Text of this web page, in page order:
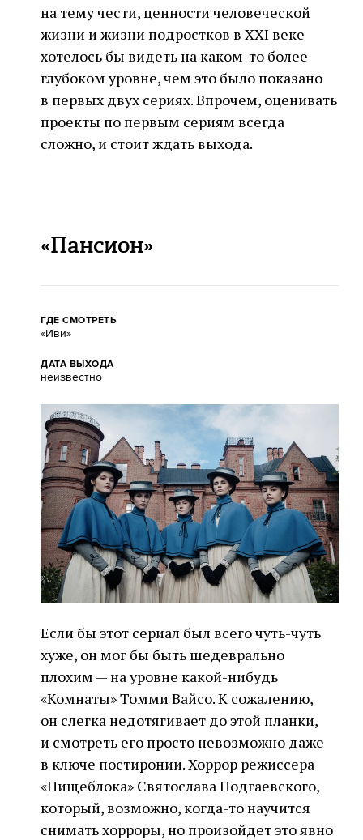
на тему чести, ценности человеческой
жизни и жизни подростков в XXI веке
хотелось бы видеть на каком-то более
глубоком уровне, чем это было показано
в первых двух сериях. Впрочем, оценивать
проекты по первым сериям всегда
сложно, и стоит ждать выхода.
«Пансион»
ГДЕ СМОТРЕТЬ
«Иви»
ДАТА ВЫХОДА
неизвестно
Если бы этот сериал был всего чуть-чуть
хуже, он мог бы быть шедеврально
плохим — на уровне какой-нибудь
«Комнаты» Томми Вайсо. К сожалению,
он слегка недотягивает до этой планки,
и смотреть его просто невозможно даже
в ключе постиронии. Хоррор режиссера
«Пищеблока» Святослава Подгаевского,
который, возможно, когда-то научится
снимать хорроры, но произойдет это явно